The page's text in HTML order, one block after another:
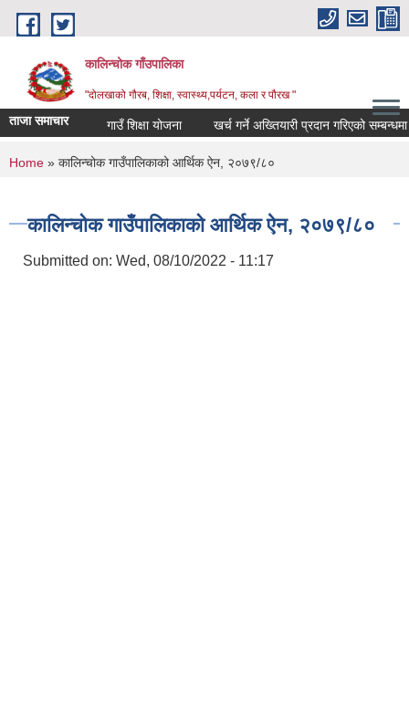
Skip to main content
कालिन्चोक गाँउपालिका
"दोलखाको गौरब, शिक्षा, स्वास्थ्य,पर्यटन, कला र पौरख "
ताजा समाचार गाउँ शिक्षा योजना खर्च गर्ने अख्तियारी प्रदान गरिएको सम्बन्धमा।
You are here
Home » कालिन्चोक गाउँपालिकाको आर्थिक ऐन, २०७९/८०
कालिन्चोक गाउँपालिकाको आर्थिक ऐन, २०७९/८०
Submitted on: Wed, 08/10/2022 - 11:17